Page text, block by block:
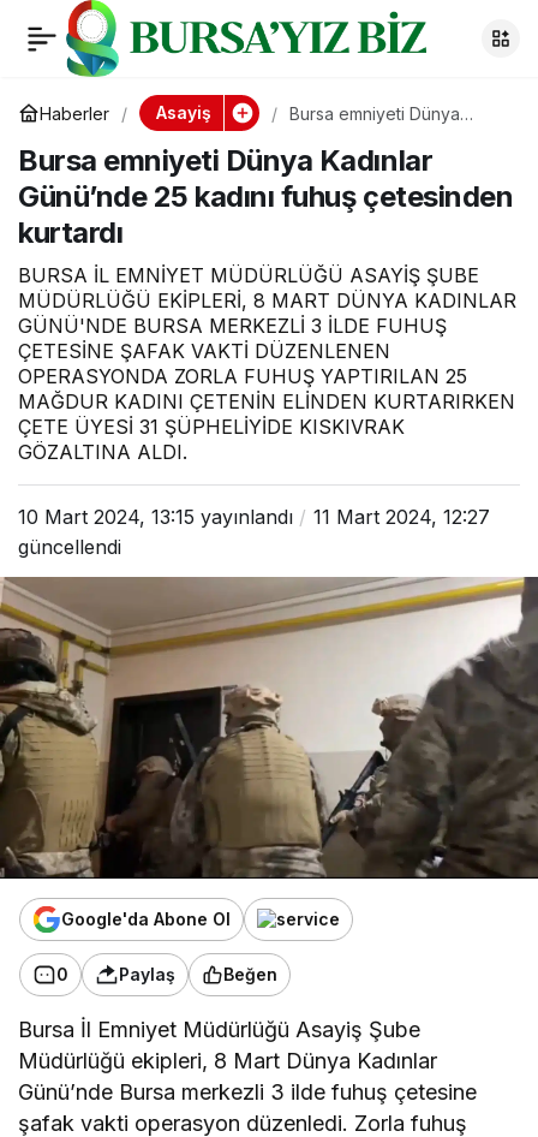
Haberler Asayiş
Bursa emniyeti Dünya
kadını fuhuş çetesinden
kurtardı
Bursa emniyeti Dünya Kadınlar
Günü’nde 25 kadını fuhuş çetesinden
kurtardı
BURSA İL EMNİYET MÜDÜRLÜĞÜ ASAYİŞ ŞUBE
MÜDÜRLÜĞÜ EKİPLERİ, 8 MART DÜNYA KADINLAR
GÜNÜ'NDE BURSA MERKEZLİ 3 İLDE FUHUŞ
ÇETESİNE ŞAFAK VAKTİ DÜZENLENEN
OPERASYONDA ZORLA FUHUŞ YAPTIRILAN 25
MAĞDUR KADINI ÇETENİN ELİNDEN KURTARIRKEN
ÇETE ÜYESİ 31 ŞÜPHELİYİDE KISKIVRAK
GÖZALTINA ALDI.
10 Mart 2024, 13:15 yayınlandı
11 Mart 2024, 12:27
güncellendi
Google'da Abone Ol
0 Paylaş Beğen
Bursa İl Emniyet Müdürlüğü Asayiş Şube
Müdürlüğü ekipleri, 8 Mart Dünya Kadınlar
Günü’nde Bursa merkezli 3 ilde fuhuş çetesine
şafak vakti operasyon düzenledi. Zorla fuhuş
Yıldırım Belediye
Başkanı Oktay Yılmaz
planladıkları projeleri
anlattı
0 Paylaş